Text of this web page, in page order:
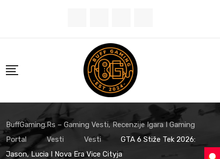
content
BuffGaming.rs – Gaming Vesti, Recenzije Igara I Gaming
Portal
Vesti Vesti
GTA 6 Stiže Tek 2026:
Jason, Lucia I Nova Era Vice Cityja